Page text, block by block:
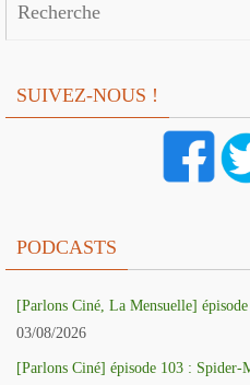
SUIVEZ-NOUS !
PODCASTS
[Parlons Ciné, La Mensuelle]
03/08/2026
[Parlons Ciné] épisode 103 :